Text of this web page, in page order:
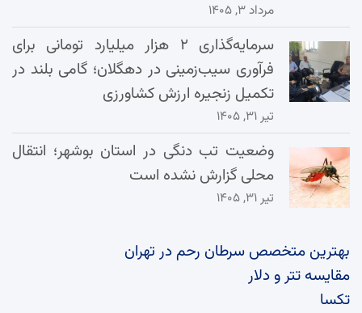
مرداد ۳, ۱۴۰۵
سرمایه‌گذاری ۲ هزار میلیارد تومانی برای
فرآوری سیب‌زمینی در دهگلان؛ گامی بلند در
تکمیل زنجیره ارزش کشاورزی
تیر ۳۱, ۱۴۰۵
وضعیت تب دنگی در استان بوشهر؛ انتقال
محلی گزارش نشده است
تیر ۳۱, ۱۴۰۵
بهترین متخصص سرطان رحم در تهران
مقایسه تتر و دلار
تکسا